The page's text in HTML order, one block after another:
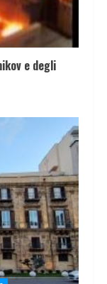
e degli